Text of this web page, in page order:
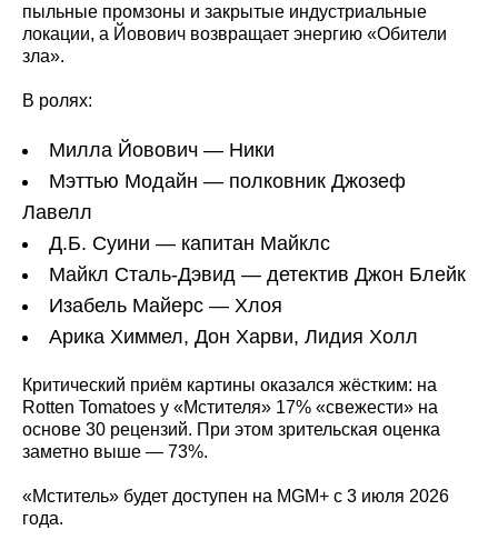
пыльные промзоны и закрытые индустриальные
локации, а Йовович возвращает энергию «Обители
зла».
В ролях:
Милла Йовович — Ники
Мэттью Модайн — полковник Джозеф
Лавелл
Д.Б. Суини — капитан Майклс
Майкл Сталь-Дэвид — детектив Джон Блейк
Изабель Майерс — Хлоя
Арика Химмел, Дон Харви, Лидия Холл
Критический приём картины оказался жёстким: на
Rotten Tomatoes у «Мстителя» 17% «свежести» на
основе 30 рецензий. При этом зрительская оценка
заметно выше — 73%.
«Мститель» будет доступен на MGM+ с 3 июля 2026
года.